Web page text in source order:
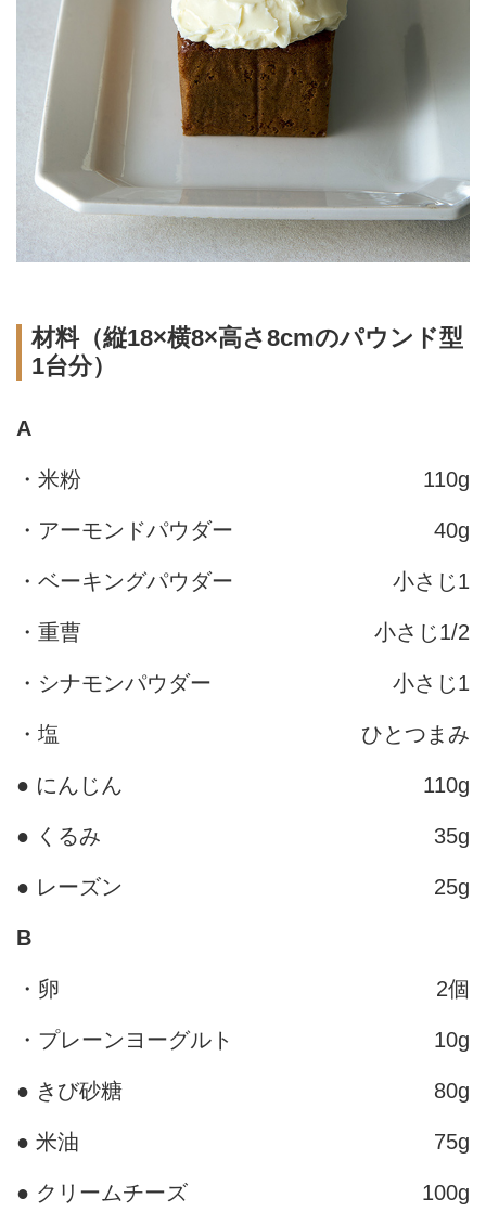
材料（縦18×横8×高さ8cmのパウンド型
1台分）
A
・米粉 110g
・アーモンドパウダー 40g
・ベーキングパウダー 小さじ1
・重曹 小さじ1/2
・シナモンパウダー 小さじ1
・塩 ひとつまみ
● にんじん 110g
● くるみ 35g
● レーズン 25g
B
・卵 2個
・プレーンヨーグルト 10g
● きび砂糖 80g
● 米油 75g
● クリームチーズ 100g